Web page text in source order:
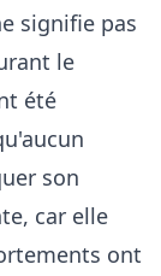
signifie pas
le
été
son
car elle
ont